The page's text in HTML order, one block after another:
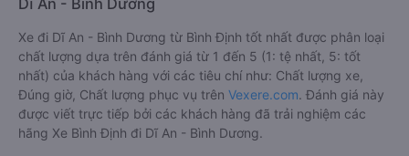
Dĩ An - Bình Dương
Xe đi Dĩ An - Bình Dương từ Bình Định tốt nhất được phân loại
chất lượng dựa trên đánh giá từ 1 đến 5 (1: tệ nhất, 5: tốt
nhất) của khách hàng với các tiêu chí như: Chất lượng xe,
Đúng giờ, Chất lượng phục vụ trên Vexere.com. Đánh giá này
được viết trực tiếp bởi các khách hàng đã trải nghiệm các
hãng Xe Bình Định đi Dĩ An - Bình Dương.